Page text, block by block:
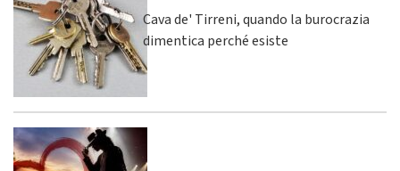
Cava de' Tirreni, quando la burocrazia
dimentica perché esiste